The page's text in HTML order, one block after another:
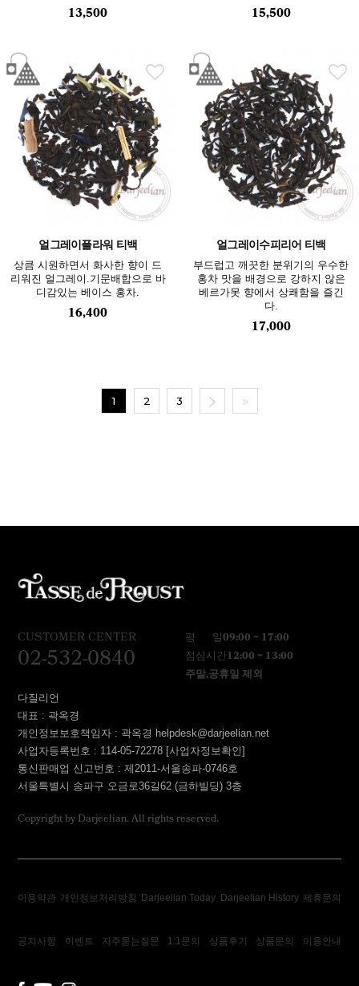
13,500 15,500
얼그레이플라워 티백
상큼 시원하면서 화사한 향이 드
리워진 얼그레이.기문배합으로 바
디감있는 베이스 홍차.
16,400
얼그레이수피리어 티백
부드럽고 깨끗한 분위기의 우수한
홍차 맛을 배경으로 강하지 않은
베르가못 향에서 상쾌함을 즐긴
다.
17,000
1 2 3
CUSTOMER CENTER
02-532-0840
평 일09:00 ~ 17:00
점심시간12:00 ~ 13:00
주말,공휴일 제외
다질리언
대표 : 곽옥경
개인정보보호책임자 : 곽옥경 helpdesk@darjeelian.net
사업자등록번호 : 114-05-72278 [사업자정보확인]
통신판매업 신고번호 : 제2011-서울송파-0746호
서울특별시 송파구 오금로36길62 (금하빌딩) 3층
Copyright by Darjeelian. All rights reserved.
이용약관 개인정보처리방침 Darjeelian Today Darjeelian History 제휴문의
공지사항 이벤트 자주묻는질문 1:1문의 상품후기 상품문의 이용안내